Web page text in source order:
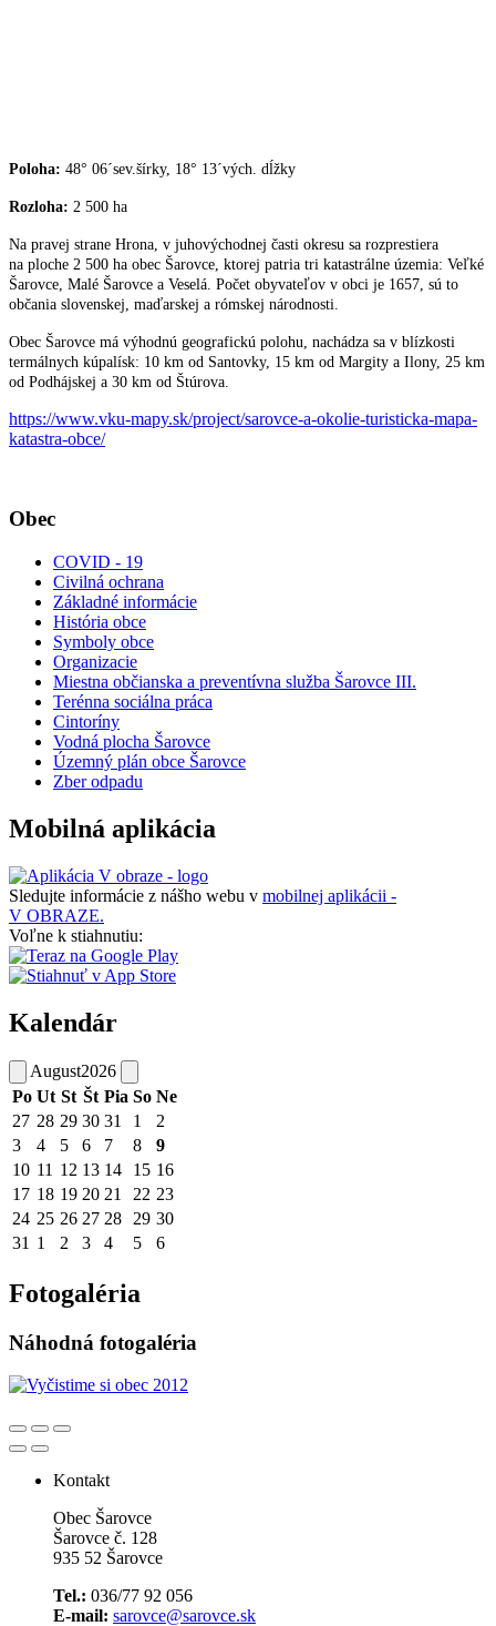
Poloha: 48° 06´sev.šírky, 18° 13´vých. dĺžky
Rozloha: 2 500 ha
Na pravej strane Hrona, v juhovýchodnej časti okresu sa rozprestiera
na ploche 2 500 ha obec Šarovce, ktorej patria tri katastrálne územia: Veľké
Šarovce, Malé Šarovce a Veselá. Počet obyvateľov v obci je 1657, sú to
občania slovenskej, maďarskej a rómskej národnosti.
Obec Šarovce má výhodnú geografickú polohu, nachádza sa v blízkosti
termálnych kúpalísk: 10 km od Santovky, 15 km od Margity a Ilony, 25 km
od Podhájskej a 30 km od Štúrova.
https://www.vku-mapy.sk/project/sarovce-a-okolie-turisticka-mapa-
katastra-obce/
Obec
COVID - 19
Civilná ochrana
Základné informácie
História obce
Symboly obce
Organizacie
Miestna občianska a preventívna služba Šarovce III.
Terénna sociálna práca
Cintoríny
Vodná plocha Šarovce
Územný plán obce Šarovce
Zber odpadu
Mobilná aplikácia
Sledujte informácie z nášho webu v mobilnej aplikácii -
V OBRAZE.
Voľne k stiahnutiu:
Kalendár
August2026
Po Ut St Št Pia So Ne
27 28 29 30 31 1
2
3
4 5 6 7 8
9
10 11 12 13 14 15 16
17 18 19 20 21 22 23
24 25 26 27 28 29 30
31 1 2 3 4 5 6
Fotogaléria
Náhodná fotogaléria
Kontakt
Obec Šarovce
Šarovce č. 128
935 52 Šarovce
Tel.: 036/77 92 056
E-mail: sarovce@sarovce.sk